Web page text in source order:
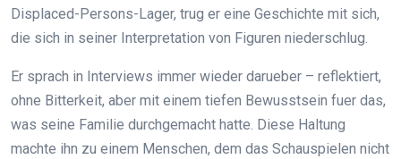
Displaced-Persons-Lager, trug er eine Geschichte mit sich,
die sich in seiner Interpretation von Figuren niederschlug.
Er sprach in Interviews immer wieder darueber – reflektiert,
ohne Bitterkeit, aber mit einem tiefen Bewusstsein fuer das,
was seine Familie durchgemacht hatte. Diese Haltung
machte ihn zu einem Menschen, dem das Schauspielen nicht